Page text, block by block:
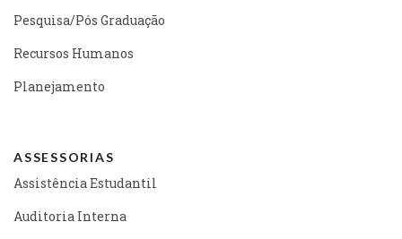
Pesquisa/Pós Graduação
Recursos Humanos
Planejamento
ASSESSORIAS
Assistência Estudantil
Auditoria Interna